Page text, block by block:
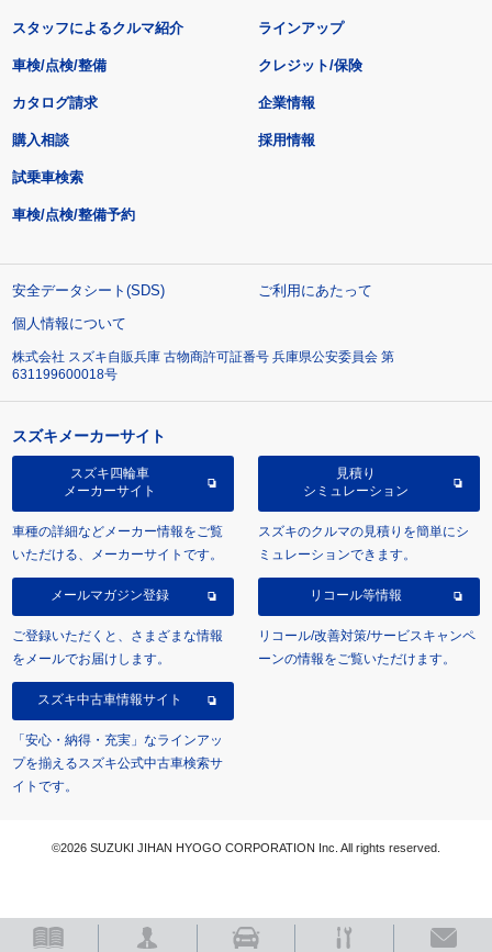
スタッフによるクルマ紹介 ラインアップ
車検/点検/整備 クレジット/保険
カタログ請求
購入相談
試乗車検索
車検/点検/整備予約
企業情報
採用情報
安全データシート(SDS)
ご利用にあたって
個人情報について
株式会社 スズキ自販兵庫 古物商許可証番号 兵庫県公安委員会 第
631199600018号
スズキメーカーサイト
スズキ四輪車
メーカーサイト
車種の詳細などメーカー情報をご覧
いただける、メーカーサイトです。
見積り
シミュレーション
スズキのクルマの見積りを簡単にシ
ミュレーションできます。
メールマガジン登録
ご登録いただくと、さまざまな情報
をメールでお届けします。
リコール等情報
リコール/改善対策/サービスキャンペ
ーンの情報をご覧いただけます。
スズキ中古車情報サイト
「安心・納得・充実」なラインアッ
プを揃えるスズキ公式中古車検索サ
イトです。
©2026 SUZUKI JIHAN HYOGO CORPORATION Inc. All rights reserved.